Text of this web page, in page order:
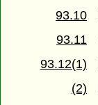
93.10
93.11
93.12(1)
(2)